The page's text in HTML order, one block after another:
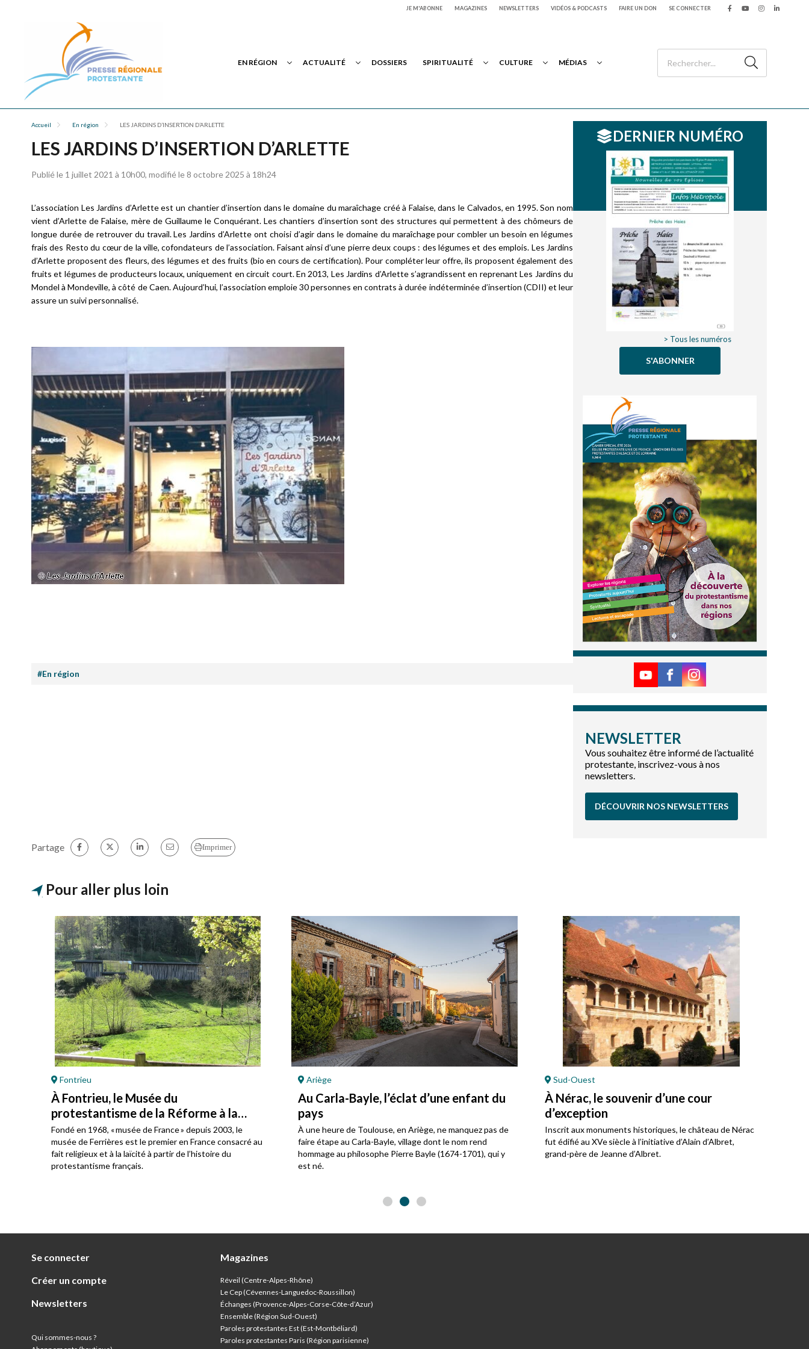
JE M'ABONNE MAGAZINES NEWSLETTERS VIDÉOS & PODCASTS FAIRE UN DON SE CONNECTER
EN RÉGION ACTUALITÉ DOSSIERS SPIRITUALITÉ CULTURE MÉDIAS
Accueil En région LES JARDINS D’INSERTION D’ARLETTE
LES JARDINS D’INSERTION D’ARLETTE
Publié le 1 juillet 2021 à 10h00, modifié le 8 octobre 2025 à 18h24
L’association Les Jardins d’Arlette est un chantier d’insertion dans le domaine du maraîchage créé à Falaise, dans le Calvados, en 1995. Son nom
vient d’Arlette de Falaise, mère de Guillaume le Conquérant. Les chantiers d’insertion sont des structures qui permettent à des chômeurs de
longue durée de retrouver du travail. Les Jardins d’Arlette ont choisi d’agir dans le domaine du maraîchage pour combler un besoin en légumes
frais des Resto du cœur de la ville, cofondateurs de l’association. Faisant ainsi d’une pierre deux coups : des légumes et des emplois. Les Jardins
d’Arlette proposent des fleurs, des légumes et des fruits (bio en cours de certification). Pour compléter leur offre, ils proposent également des
fruits et légumes de producteurs locaux, uniquement en circuit court. En 2013, Les Jardins d’Arlette s’agrandissent en reprenant Les Jardins du
Mondel à Mondeville, à côté de Caen. Aujourd’hui, l’association emploie 30 personnes en contrats à durée indéterminée d’insertion (CDII) et leur
assure un suivi personnalisé.
#En région
DERNIER NUMÉRO
> Tous les numéros
S'ABONNER
NEWSLETTER
Vous souhaitez être informé de l’actualité
protestante, inscrivez-vous à nos
newsletters.
DÉCOUVRIR NOS NEWSLETTERS
Partage Imprimer
Pour aller plus loin
Fontrieu
À Fontrieu, le Musée du
protestantisme de la Réforme à la
laïcité
Fondé en 1968, « musée de France » depuis 2003, le
musée de Ferrières est le premier en France consacré au
fait religieux et à la laïcité à partir de l’histoire du
protestantisme français.
Ariège
Au Carla-Bayle, l’éclat d’une enfant du
pays
À une heure de Toulouse, en Ariège, ne manquez pas de
faire étape au Carla-Bayle, village dont le nom rend
hommage au philosophe Pierre Bayle (1674-1701), qui y
est né.
Sud-Ouest
À Nérac, le souvenir d’une cour
d’exception
Inscrit aux monuments historiques, le château de Nérac
fut édifié au XVe siècle à l’initiative d’Alain d’Albret,
grand-père de Jeanne d’Albret.
Se connecter
Créer un compte
Newsletters
Qui sommes-nous ?
Magazines
Réveil (Centre-Alpes-Rhône)
Le Cep (Cévennes-Languedoc-Roussillon)
Échanges (Provence-Alpes-Corse-Côte-d’Azur)
Ensemble (Région Sud-Ouest)
Paroles protestantes Est (Est-Montbéliard)
Paroles protestantes Paris (Région parisienne)